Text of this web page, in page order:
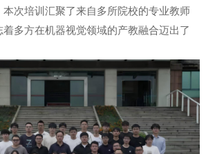
次培训汇聚了来自多所院校的专业教师
着多方在机器视觉领域的产教融合迈出了